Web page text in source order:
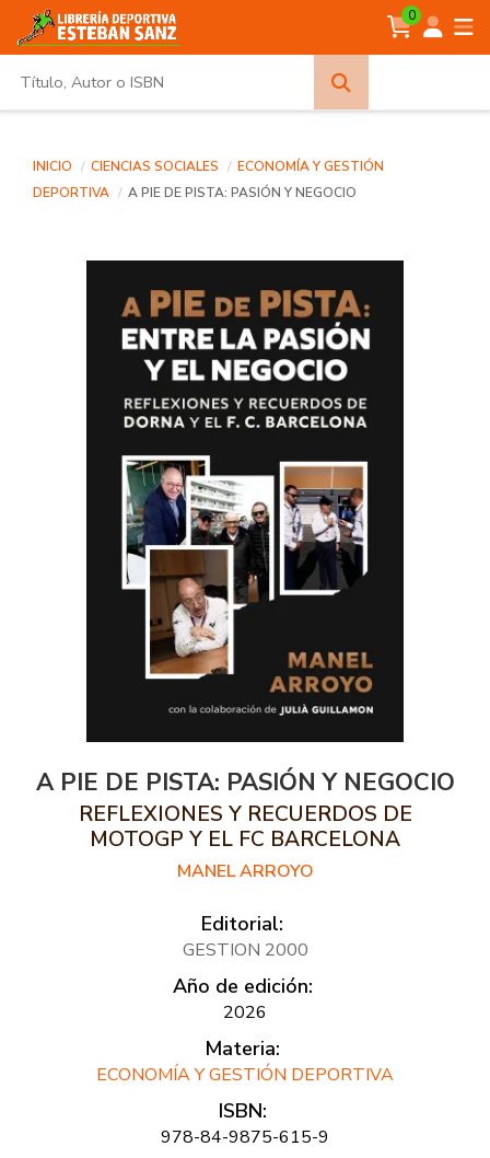
0
INICIO CIENCIAS SOCIALES
ECONOMÍA Y GESTIÓN
DEPORTIVA
A PIE DE PISTA: PASIÓN Y NEGOCIO
A PIE DE PISTA: PASIÓN Y NEGOCIO
REFLEXIONES Y RECUERDOS DE
MOTOGP Y EL FC BARCELONA
MANEL ARROYO
Editorial:
GESTION 2000
Año de edición:
2026
Materia:
ECONOMÍA Y GESTIÓN DEPORTIVA
ISBN:
978-84-9875-615-9